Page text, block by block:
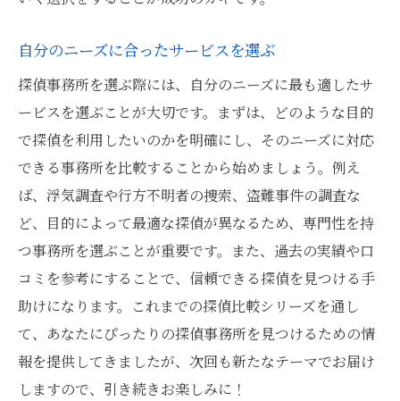
自分のニーズに合ったサービスを選ぶ
探偵事務所を選ぶ際には、自分のニーズに最も適したサ
ービスを選ぶことが大切です。まずは、どのような目的
で探偵を利用したいのかを明確にし、そのニーズに対応
できる事務所を比較することから始めましょう。例え
ば、浮気調査や行方不明者の捜索、盗難事件の調査な
ど、目的によって最適な探偵が異なるため、専門性を持
つ事務所を選ぶことが重要です。また、過去の実績や口
コミを参考にすることで、信頼できる探偵を見つける手
助けになります。これまでの探偵比較シリーズを通し
て、あなたにぴったりの探偵事務所を見つけるための情
報を提供してきましたが、次回も新たなテーマでお届け
しますので、引き続きお楽しみに！